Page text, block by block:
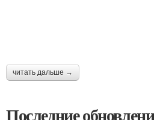
читать дальше →
Последние